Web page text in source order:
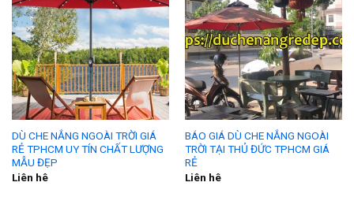
DÙ CHE NẮNG NGOÀI TRỜI GIÁ
RẺ TPHCM UY TÍN CHẤT LƯỢNG
MẪU ĐẸP
Liên hê
BÁO GIÁ DÙ CHE NẮNG NGOÀI
TRỜI TẠI THỦ ĐỨC TPHCM GIÁ
RẺ
Liên hê